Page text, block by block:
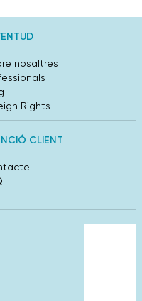
nosaltres
Rights
CLIENT